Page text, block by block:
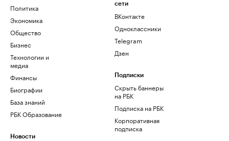
Политика
Экономика
Общество
Бизнес
Технологии и
медиа
Финансы
Биографии
База знаний
РБК Образование
Новости
сети
ВКонтакте
Одноклассники
Telegram
Дзен
Подписки
Скрыть баннеры
на РБК
Подписка на РБК
Корпоративная
подписка